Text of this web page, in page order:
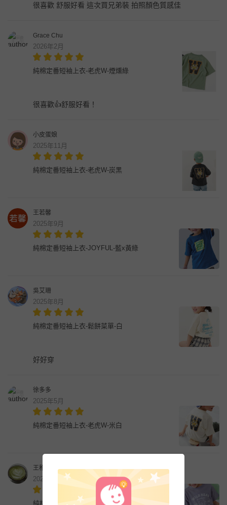
很喜歡 舒服好看 這次買兄弟裝 拍照顏色質感佳
Grace Chu
2026年2月
純棉定番短袖上衣-老虎W-煙燻綠
很喜歡👍舒服好看！
小皮蛋娘
2025年11月
純棉定番短袖上衣-老虎W-炭黑
王若馨
2025年9月
純棉定番短袖上衣-JOYFUL-藍x黃綠
吳艾珊
2025年8月
純棉定番短袖上衣-鬆餅菜單-白
好好穿
徐多多
2025年5月
純棉定番短袖上衣-老虎W-米白
王稚雯
2025年5月
純棉定番短袖上衣-加州野熊-灰紫